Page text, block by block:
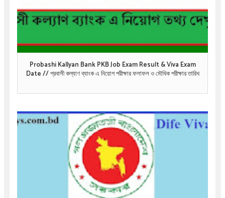
Probashi Kallyan Bank PKB Job Exam Result & Viva Exam
Date // প্রবাসী কল্যাণ ব্যাংক এ নিয়োগ পরীক্ষার ফলাফল ও মৌখিক পরীক্ষার তারিখ